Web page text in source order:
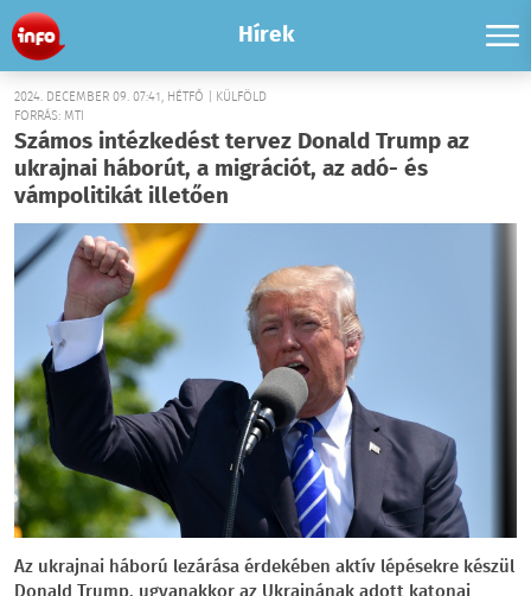
Hírek
2024. DECEMBER 09. 07:41, HÉTFŐ | KÜLFÖLD
FORRÁS: MTI
Számos intézkedést tervez Donald Trump az
ukrajnai háborút, a migrációt, az adó- és
vámpolitikát illetően
Az ukrajnai háború lezárása érdekében aktív lépésekre készül